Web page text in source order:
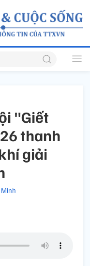
"Giết
thanh
giải
Minh